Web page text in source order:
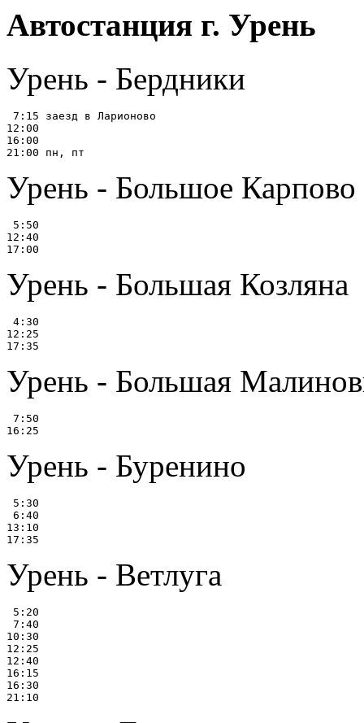
Автостанция г. Урень
Урень - Бердники
7:15 заезд в Ларионово
12:00
16:00
Урень - Большое Карпово
5:50
12:40
Урень - Большая Козляна
4:30
12:25
Урень - Большая
7:50
Урень - Буренино
5:30
6:40
13:10
Урень - Ветлуга
5:20
7:40
10:30
12:25
12:40
16:15
16:30